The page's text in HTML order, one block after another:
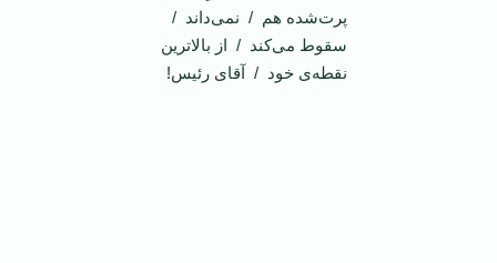
پرت‌شده هم / نمی‌داند /
سقوط می‌کند / از بالاترین
نقطه‌ی خود / آقای رئیس!